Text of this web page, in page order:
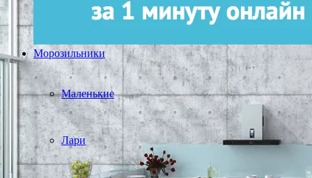
Морозильники
Маленькие
Лари